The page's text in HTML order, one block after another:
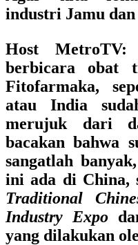
industri Jamu
Host MetroTV:
berbicara obat
Fitofarmaka,
atau India
merujuk dari
bacakan bahwa
sangatlah
ini ada di China,
Traditional
Industry Expo
yang dilakukan